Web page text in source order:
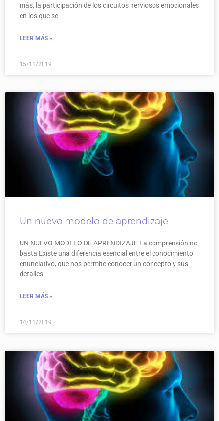
más, la participación de los circuitos nerviosos emocionales
en los que se
LEER MÁS »
15/11/2019
Un nuevo modelo de aprendizaje
UN NUEVO MODELO DE APRENDIZAJE La comprensión no
basta Existe una diferencia esencial entre el conocimiento
enunciativo, que nos permite conocer un concepto y sus
detalles
LEER MÁS »
14/11/2019